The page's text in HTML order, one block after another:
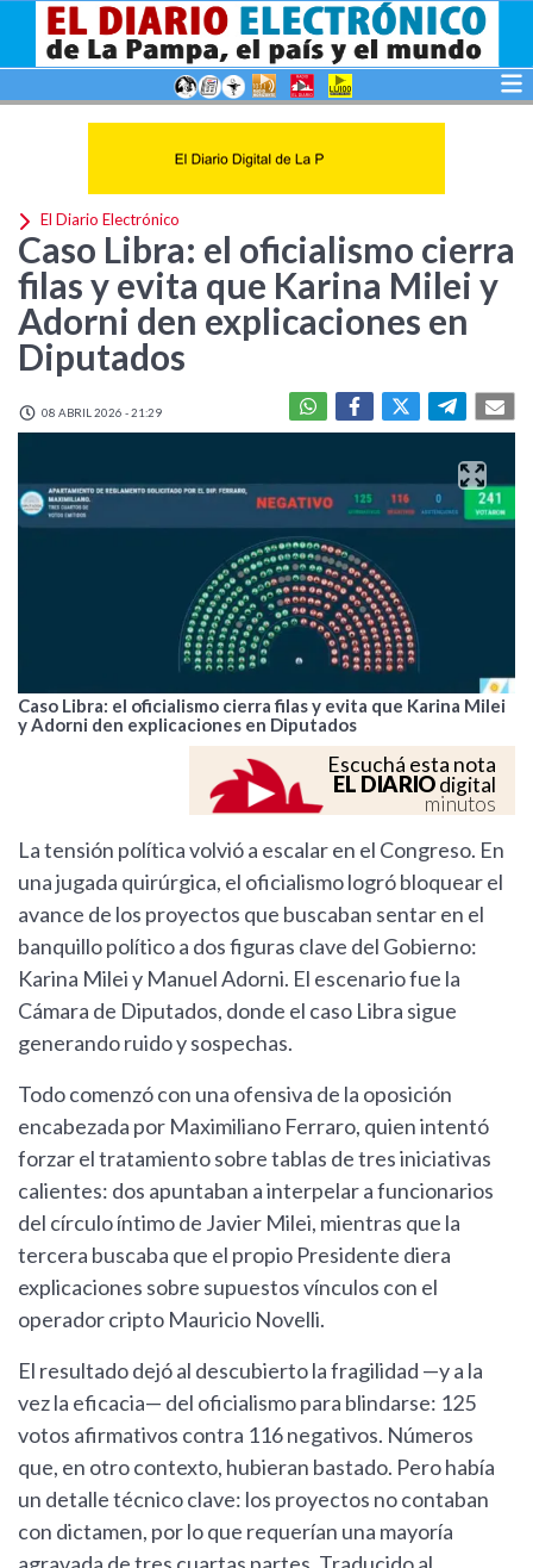
El Diario Electrónico
Caso Libra: el oficialismo cierra
filas y evita que Karina Milei y
Adorni den explicaciones en
Diputados
08 ABRIL 2026 - 21:29
Caso Libra: el oficialismo cierra filas y evita que Karina Milei
y Adorni den explicaciones en Diputados
Escuchá esta nota
EL DIARIOdigital
minutos
La tensión política volvió a escalar en el Congreso. En
una jugada quirúrgica, el oficialismo logró bloquear el
avance de los proyectos que buscaban sentar en el
banquillo político a dos figuras clave del Gobierno:
Karina Milei y Manuel Adorni. El escenario fue la
Cámara de Diputados, donde el caso Libra sigue
generando ruido y sospechas.
Todo comenzó con una ofensiva de la oposición
encabezada por Maximiliano Ferraro, quien intentó
forzar el tratamiento sobre tablas de tres iniciativas
calientes: dos apuntaban a interpelar a funcionarios
del círculo íntimo de Javier Milei, mientras que la
tercera buscaba que el propio Presidente diera
explicaciones sobre supuestos vínculos con el
operador cripto Mauricio Novelli.
El resultado dejó al descubierto la fragilidad —y a la
vez la eficacia— del oficialismo para blindarse: 125
votos afirmativos contra 116 negativos. Números
que, en otro contexto, hubieran bastado. Pero había
un detalle técnico clave: los proyectos no contaban
con dictamen, por lo que requerían una mayoría